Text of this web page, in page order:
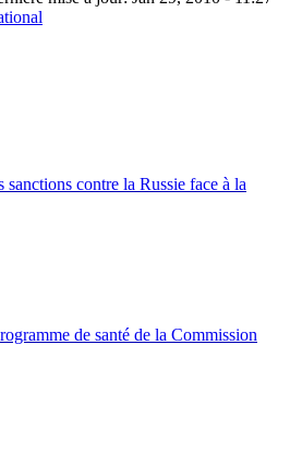
contre la Russie face à la
de santé de la Commission